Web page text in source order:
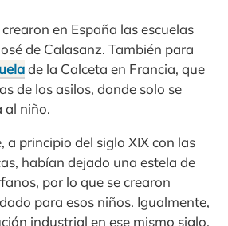
en España las escuelas
de Calasanz. También para
de la Calceta en Francia, que
de los asilos, donde solo se
al niño.
a principio del siglo XIX con las
habían dejado una estela de
por lo que se crearon
para esos niños. Igualmente,
industrial en ese mismo siglo,